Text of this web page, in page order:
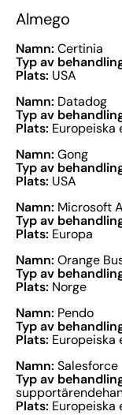
Almego
Namn: Certinia
Typ av
Plats: USA
Namn: Datadog
Typ av
Plats: Europeiska
Namn: Gong
Typ av
Plats: USA
Namn: Microsoft
Typ av
Plats: Europa
Namn: Orange
Typ av
Plats: Norge
Namn: Pendo
Typ av
Plats: Europeiska
Namn: Salesforce
Typ av
Plats: Europeiska